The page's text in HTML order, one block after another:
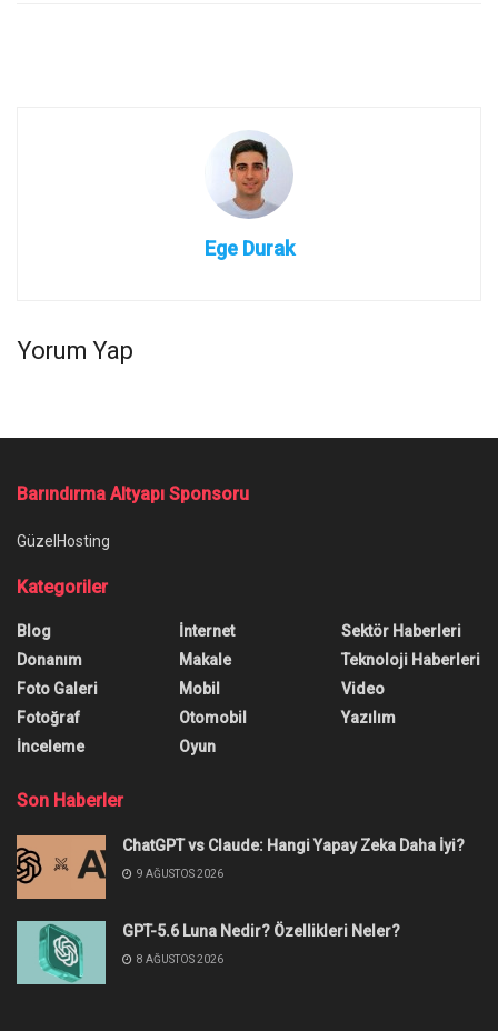
Ege Durak
Yorum Yap
Barındırma Altyapı Sponsoru
GüzelHosting
Kategoriler
Blog
Donanım
Foto Galeri
Fotoğraf
İnceleme
İnternet
Makale
Mobil
Otomobil
Oyun
Sektör Haberleri
Teknoloji Haberleri
Video
Yazılım
Son Haberler
ChatGPT vs Claude: Hangi Yapay Zeka Daha İyi?
9 AĞUSTOS 2026
GPT-5.6 Luna Nedir? Özellikleri Neler?
8 AĞUSTOS 2026